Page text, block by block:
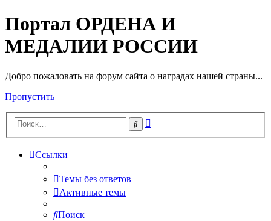
Портал ОРДЕНА И
МЕДАЛИИ РОССИИ
Добро пожаловать на форум сайта о наградах нашей страны...
Пропустить
Поиск
Ссылки
Темы без ответов
Активные темы
Поиск